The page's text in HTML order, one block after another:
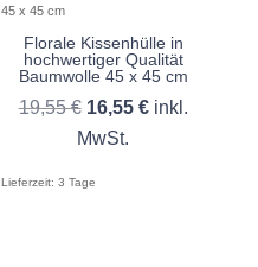
Florale Kissenhülle in
hochwertiger Qualität
Baumwolle 45 x 45 cm
19,55€ Ursprünglicher
Preis
16,55 €Aktueller
inkl.
MwSt.
Lieferzeit:3 Tage